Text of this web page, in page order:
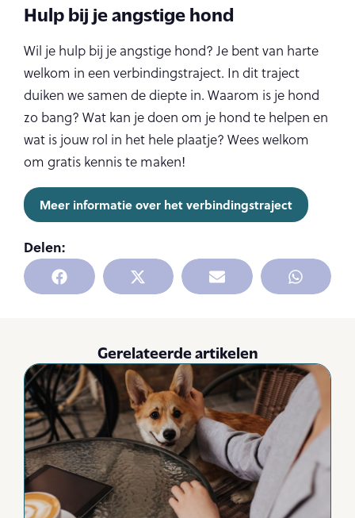
Delen:
Hulp bij je angstige hond
Wil je hulp bij je angstige hond? Je bent van harte
welkom in een verbindingstraject. In dit traject
duiken we samen de diepte in. Waarom is je hond
zo bang? Wat kan je doen om je hond te helpen en
wat is jouw rol in het hele plaatje? Wees welkom
om gratis kennis te maken!
Meer informatie over het verbindingstraject
Gerelateerde artikelen